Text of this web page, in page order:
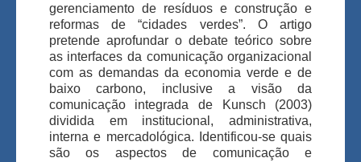
gerenciamento de resíduos e construção e
reformas de “cidades verdes”. O artigo
pretende aprofundar o debate teórico sobre
as interfaces da comunicação organizacional
com as demandas da economia verde e de
baixo carbono, inclusive a visão da
comunicação integrada de Kunsch (2003)
dividida em institucional, administrativa,
interna e mercadológica. Identificou-se quais
são os aspectos de comunicação e